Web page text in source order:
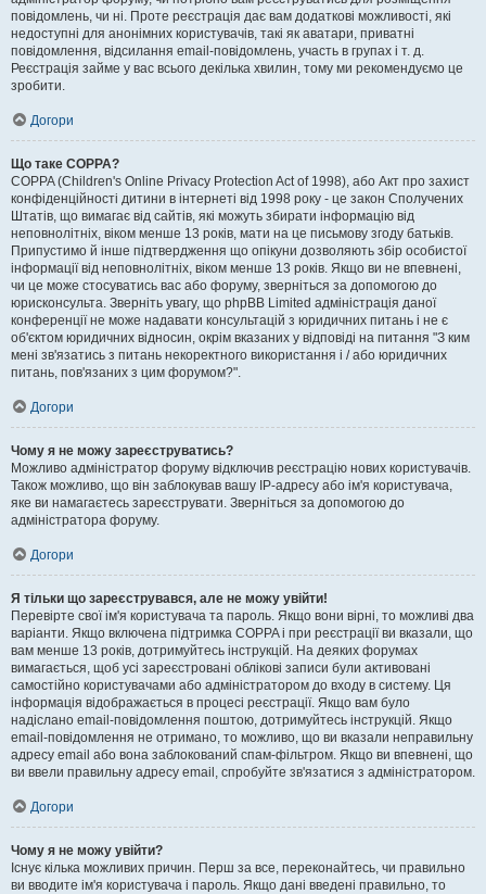
повідомлень, чи ні. Проте реєстрація дає вам додаткові можливості, які
недоступні для анонімних користувачів, такі як аватари, приватні
повідомлення, відсилання email-повідомлень, участь в групах і т. д.
Реєстрація займе у вас всього декілька хвилин, тому ми рекомендуємо це
зробити.
Догори
Що таке COPPA?
COPPA (Children's Online Privacy Protection Act of 1998), або Акт про захист
конфіденційності дитини в інтернеті від 1998 року - це закон Сполучених
Штатів, що вимагає від сайтів, які можуть збирати інформацію від
неповнолітніх, віком менше 13 років, мати на це письмову згоду батьків.
Припустимо й інше підтвердження що опікуни дозволяють збір особистої
інформації від неповнолітніх, віком менше 13 років. Якщо ви не впевнені,
чи це може стосуватись вас або форуму, зверніться за допомогою до
юрисконсульта. Зверніть увагу, що phpBB Limited адміністрація даної
конференції не може надавати консультацій з юридичних питань і не є
об'єктом юридичних відносин, окрім вказаних у відповіді на питання "З ким
мені зв'язатись з питань некоректного використання і / або юридичних
питань, пов'язаних з цим форумом?".
Догори
Чому я не можу зареєструватись?
Можливо адміністратор форуму відключив реєстрацію нових користувачів.
Також можливо, що він заблокував вашу IP-адресу або ім'я користувача,
яке ви намагаєтесь зареєструвати. Зверніться за допомогою до
адміністратора форуму.
Догори
Я тільки що зареєструвався, але не можу увійти!
Перевірте свої ім'я користувача та пароль. Якщо вони вірні, то можливі два
варіанти. Якщо включена підтримка COPPA і при реєстрації ви вказали, що
вам менше 13 років, дотримуйтесь інструкцій. На деяких форумах
вимагається, щоб усі зареєстровані облікові записи були активовані
самостійно користувачами або адміністратором до входу в систему. Ця
інформація відображається в процесі реєстрації. Якщо вам було
надіслано email-повідомлення поштою, дотримуйтесь інструкцій. Якщо
email-повідомлення не отримано, то можливо, що ви вказали неправильну
адресу email або вона заблокований спам-фільтром. Якщо ви впевнені, що
ви ввели правильну адресу email, спробуйте зв'язатися з адміністратором.
Догори
Чому я не можу увійти?
Існує кілька можливих причин. Перш за все, переконайтесь, чи правильно
ви вводите ім'я користувача і пароль. Якщо дані введені правильно, то